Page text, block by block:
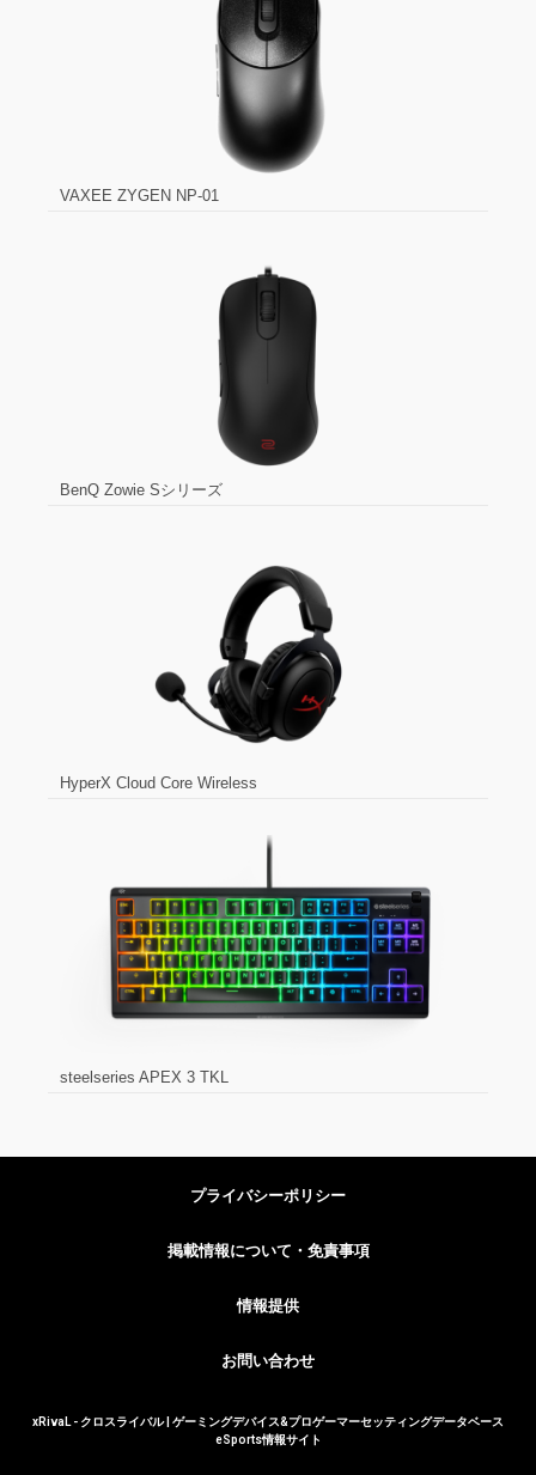
VAXEE ZYGEN NP-01
BenQ Zowie Sシリーズ
HyperX Cloud Core Wireless
steelseries APEX 3 TKL
プライバシーポリシー
掲載情報について・免責事項
情報提供
お問い合わせ
xRivaL - クロスライバル | ゲーミングデバイス&プロゲーマーセッティングデータベース
eSports情報サイト